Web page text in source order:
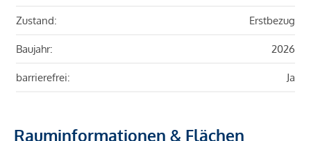
Zustand: Erstbezug
Baujahr: 2026
barrierefrei: Ja
Rauminformationen & Flächen